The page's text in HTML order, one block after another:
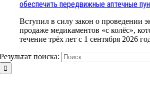
обеспечить передвижные аптечные
Вступил в силу закон о проведении
продаже медикаментов «с колёс»,
течение трёх лет с 1 сентября 2026
Результат поиска: